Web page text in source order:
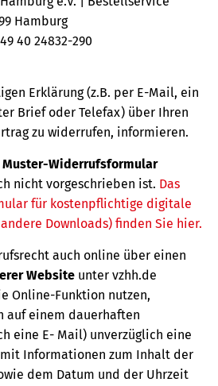
Hamburg
40 24832-290
Erklärung (z.B. per E-Mail, ein
Brief oder Telefax) über Ihren
zu widerrufen, informieren.
Muster-Widerrufsformular
nicht vorgeschrieben ist. Das
für kostenpflichtige digitale
Downloads) finden Sie hier.
auch online über einen
Website unter vzhh.de
Online-Funktion nutzen,
auf einem dauerhaften
eine E- Mail) unverzüglich eine
Informationen zum Inhalt der
dem Datum und der Uhrzeit